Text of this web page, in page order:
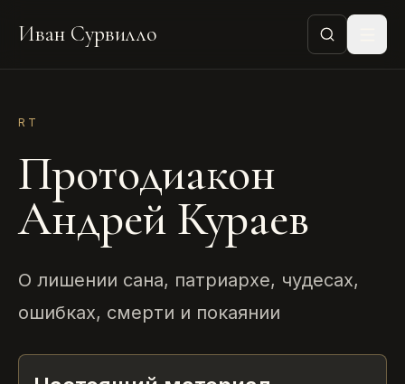
Иван Сурвилло
RT
Протодиакон
Андрей Кураев
О лишении сана, патриархе, чудесах,
ошибках, смерти и покаянии